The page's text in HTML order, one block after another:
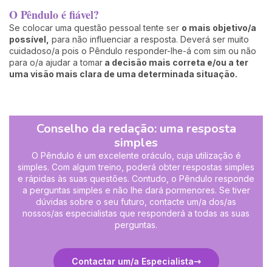
O Pêndulo é fiável?
Se colocar uma questão pessoal tente ser o mais objetivo/a
possível, para não influenciar a resposta. Deverá ser muito
cuidadoso/a pois o Pêndulo responder-lhe-á com sim ou não
para o/a ajudar a tomar a decisão mais correta e/ou a ter
uma visão mais clara de uma determinada situação.
Conselho da redação: uma resposta
simples
O Pêndulo é um excelente oráculo, cuja utilização é
simples. Com algum treino, poderá obter respostas simples
e rápidas às suas questões. Contudo, o Pêndulo responde
a perguntas simples e não lhe dará pormenores. Se tiver
dúvidas sobre o seu futuro, contacte um/a dos/as
nossos/as especialistas que responderá a todas as suas
perguntas.
Contactar um/a Especialista